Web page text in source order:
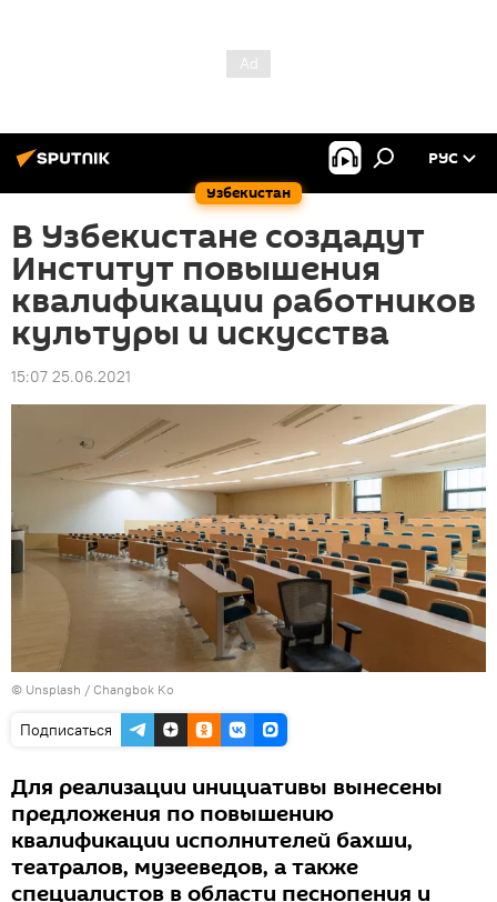
Узбекистан
РУС
В Узбекистане создадут
Институт повышения
квалификации работников
культуры и искусства
15:07 25.06.2021
© Unsplash / Changbok Ko
Подписаться
Для реализации инициативы вынесены
предложения по повышению
квалификации исполнителей бахши,
театралов, музееведов, а также
специалистов в области песнопения и